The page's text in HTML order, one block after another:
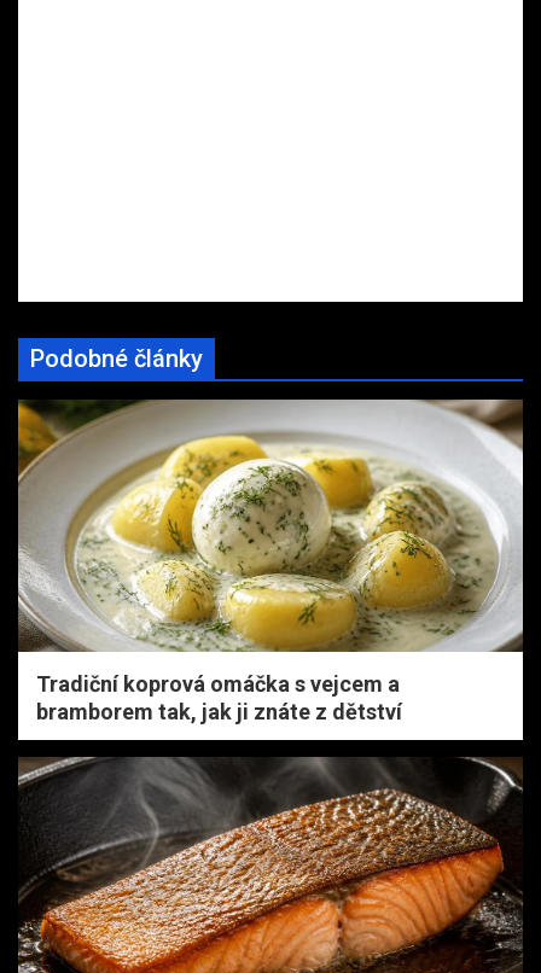
Podobné články
Tradiční koprová omáčka s vejcem a
bramborem tak, jak ji znáte z dětství